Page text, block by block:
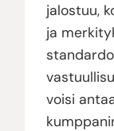
jalostuu,
ja
voisi